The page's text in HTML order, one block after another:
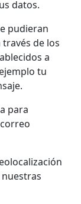
datos.
pudieran
de los
a
tu
para